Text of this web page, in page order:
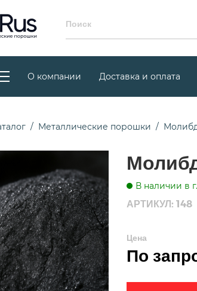
О компании Доставка и оплата
Металлические порошки
В наличии в
АРТИКУЛ: 148
Цена
По